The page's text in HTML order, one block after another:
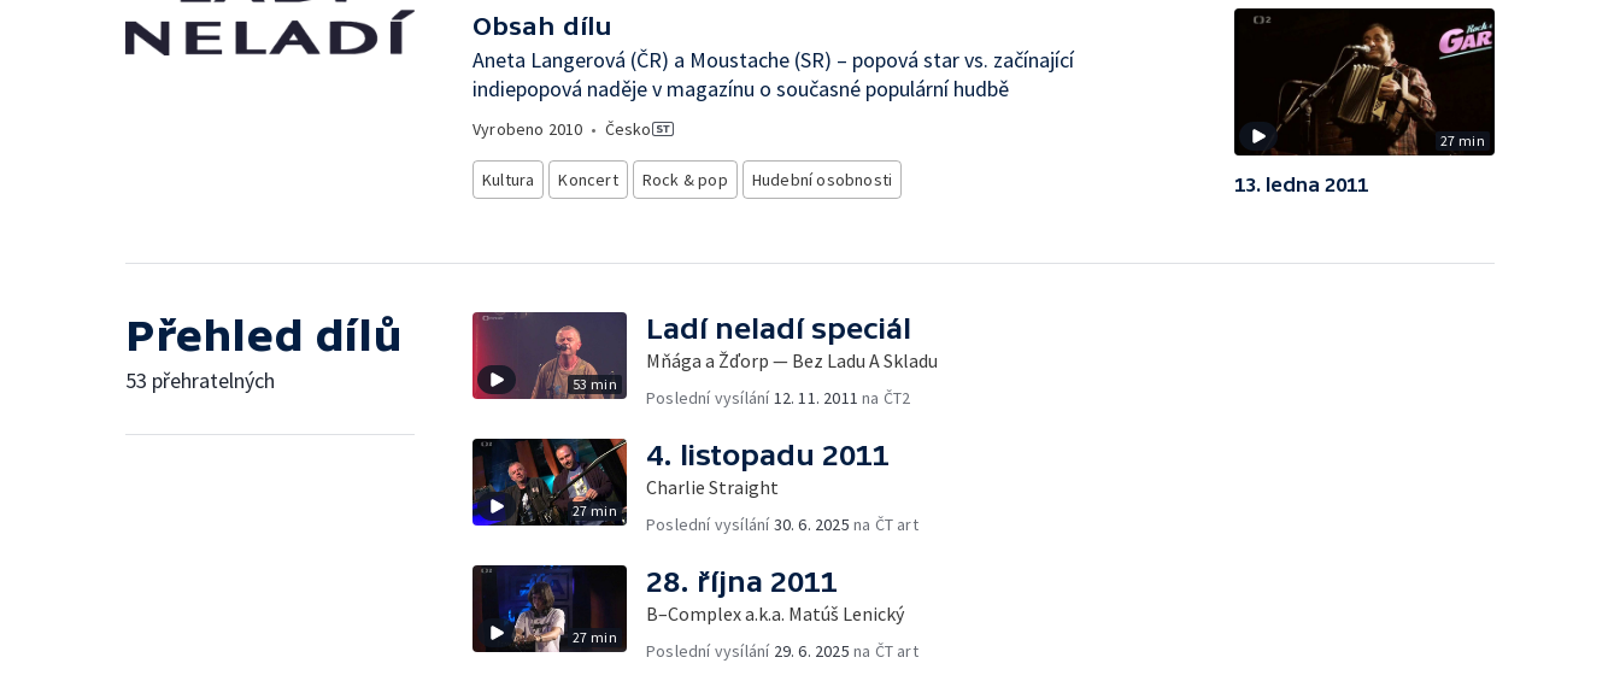
Obsah dílu
Aneta Langerová (ČR) a Moustache (SR) – popová star vs. začínající
indiepopová naděje v magazínu o současné populární hudbě
Vyrobeno 2010 • Česko
Kultura Koncert Rock & pop Hudební osobnosti
27 min
13. ledna 2011
Přehled dílů
53 přehratelných 53 min
Ladí neladí speciál
Mňága a Žďorp — Bez Ladu A Skladu
Poslední vysílání 12. 11. 2011 na ČT2
27 min
4. listopadu 2011
Charlie Straight
Poslední vysílání30. 6. 2025 na ČT art
27 min
28. října 2011
B–Complex a.k.a. Matúš Lenický
Poslední vysílání 29. 6. 2025 na ČT art